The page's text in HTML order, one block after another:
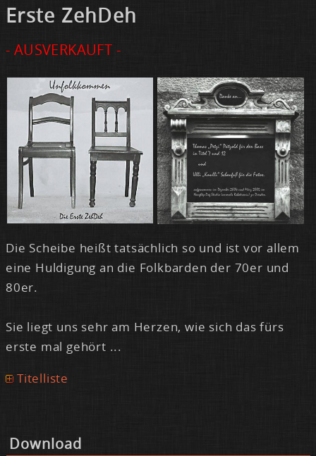
Ers­te Zeh­Deh
- AUSVERKAUFT -
Die Schei­be hei­ßt tat­säch­lich so und ist vor al­lem
ei­ne Hul­di­gung an die Folk­bar­den der 70er und
80er.
Sie liegt uns sehr am Her­zen, wie sich das fürs
ers­te mal ge­hört ...
Ti­tel­lis­te
Down­load